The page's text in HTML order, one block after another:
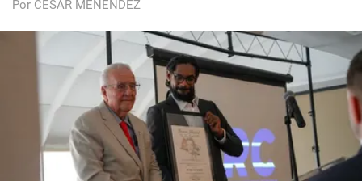
Por CÉSAR MENÉNDEZ